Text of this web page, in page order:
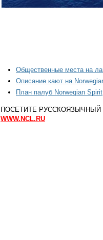
Общественные места на
Описание кают на
План палуб Norwegian Spirit
ПОСЕТИТЕ РУССКОЯЗЫЧНЫЙ
WWW.NCL.RU